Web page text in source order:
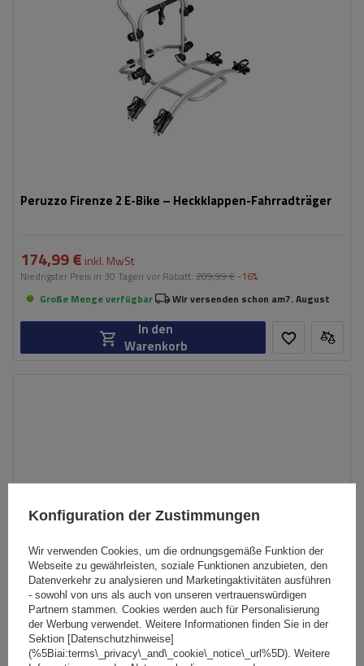
Peruzzo Firenze 2 E-Bike – Heckklappen-Fahrradträger
kompatibel mit Elektrofahrrädern
Aluminiumkonstruktion
174,99 € inkl. MwSt
Niedrigster Preis in 30 Tagen vor Rabatt: 209,99 € -16%
Große Menge verfügbar
Wir versenden schon am7. August
In den
Warenkorb
Mont Blanc AMC 5400 AERO Aluminium-Dachgepäckträger
Konfiguration der Zustimmungen
Wir verwenden Cookies, um die ordnungsgemäße Funktion der
Webseite zu gewährleisten, soziale Funktionen anzubieten, den
Datenverkehr zu analysieren und Marketingaktivitäten ausführen
- sowohl von uns als auch von unseren vertrauenswürdigen
Partnern stammen. Cookies werden auch für Personalisierung
der Werbung verwendet. Weitere Informationen finden Sie in der
Sektion [Datenschutzhinweise]
(%5Biai:terms\_privacy\_and\_cookie\_notice\_url%5D). Weitere